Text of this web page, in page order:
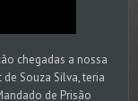
chegadas a nossa
Souza Silva, teria
de Prisão